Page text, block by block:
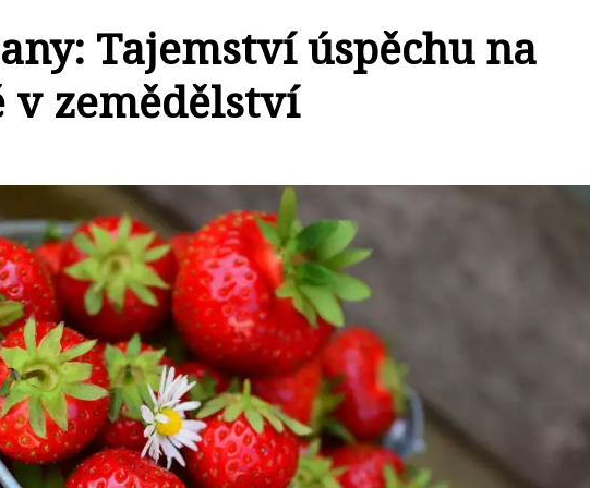
Tajemství úspěchu na
v zemědělství